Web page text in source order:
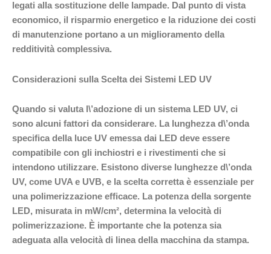
legati alla sostituzione delle lampade. Dal punto di vista
economico, il risparmio energetico e la riduzione dei costi
di manutenzione portano a un miglioramento della
redditività complessiva.
Considerazioni sulla Scelta dei Sistemi LED UV
Quando si valuta l\’adozione di un sistema LED UV, ci
sono alcuni fattori da considerare. La lunghezza d\’onda
specifica della luce UV emessa dai LED deve essere
compatibile con gli inchiostri e i rivestimenti che si
intendono utilizzare. Esistono diverse lunghezze d\’onda
UV, come UVA e UVB, e la scelta corretta è essenziale per
una polimerizzazione efficace. La potenza della sorgente
LED, misurata in mW/cm², determina la velocità di
polimerizzazione. È importante che la potenza sia
adeguata alla velocità di linea della macchina da stampa.